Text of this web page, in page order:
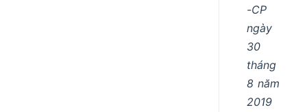
-CP
ngày
30
tháng
8 năm
2019